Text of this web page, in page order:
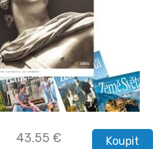
43.55 € Koupit